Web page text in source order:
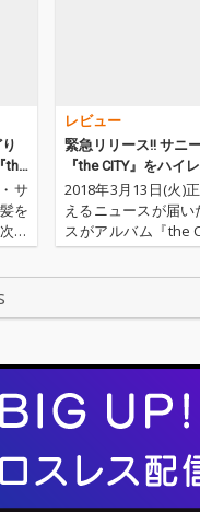
the
サ
を
発
構
レビュー
緊急リリース!! サニ
『the CITY』をハイ
2018年3月13日(火)
えるニュースが届
スがアルバム『the
月14日(水)0時より